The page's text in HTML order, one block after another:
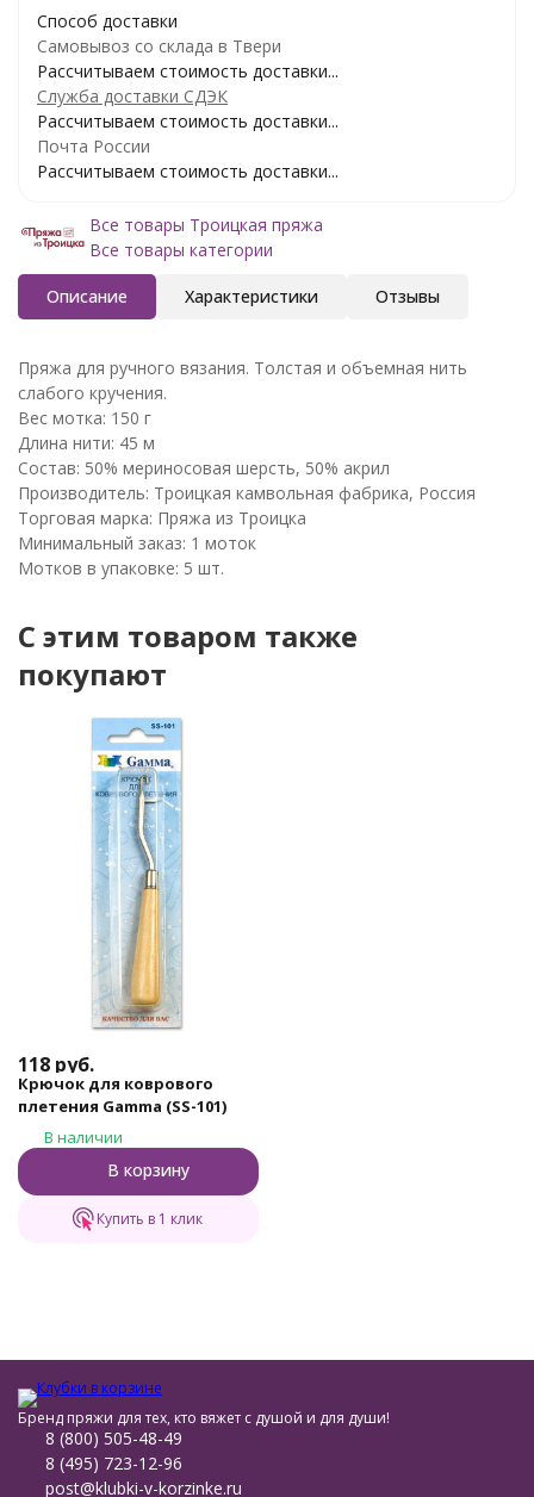
Способ доставки
Самовывоз со склада в Твери
Рассчитываем стоимость доставки...
Служба доставки СДЭК
Рассчитываем стоимость доставки...
Почта России
Рассчитываем стоимость доставки...
Все товары Троицкая пряжа
Все товары категории
Описание Характеристики Отзывы
Пряжа для ручного вязания. Толстая и объемная нить
слабого кручения.
Вес мотка: 150 г
Длина нити: 45 м
Состав: 50% мериносовая шерсть, 50% акрил
Производитель: Троицкая камвольная фабрика, Россия
Торговая марка: Пряжа из Троицка
Минимальный заказ: 1 моток
Мотков в упаковке: 5 шт.
C этим товаром также
покупают
118 руб.
Крючок для коврового
плетения Gamma (SS-101)
В наличии
В корзину
Купить в 1 клик
Бренд пряжи для тех, кто вяжет с душой и для души!
8 (800) 505-48-49
8 (495) 723-12-96
post@klubki-v-korzinke.ru